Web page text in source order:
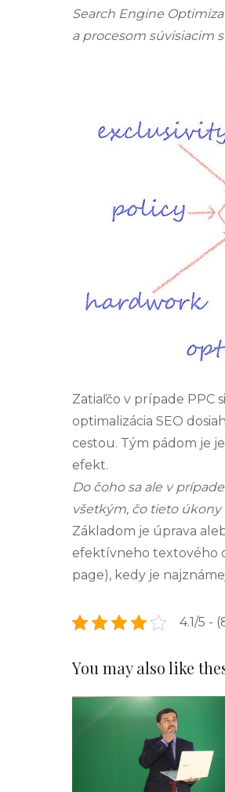
Search Engine
a procesom súvisiacim s
Zatiaľčo v prípade
optimalizácia SEO
cestou. Tým pádom je
efekt.
Do čoho sa ale v
všetkým, čo tieto
Základom je úprava
efektívneho textového
page), kedy je
4.1/5 -
You may also like